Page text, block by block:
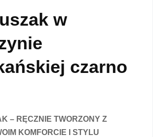
w
czarno
– RĘCZNIE TWORZONY Z
KOMFORCIE I STYLU